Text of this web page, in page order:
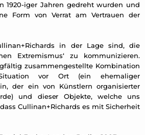
1920-iger Jahren gedreht wurden und
Form von Verrat am Vertrauen der
in der Lage sind, die
Extremismus‘ zu kommunizieren.
zusammengestellte Kombination
vor Ort (ein ehemaliger
der ein von Künstlern organisierter
und dieser Objekte, welche uns
Cullinan+Richards es mit Sicherheit